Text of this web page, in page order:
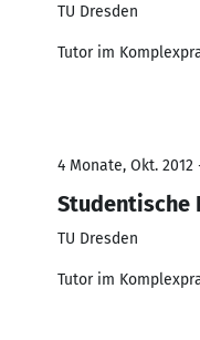
TU Dresden
Tutor im
4 Monate, Okt. 2012
Studentische
TU Dresden
Tutor im